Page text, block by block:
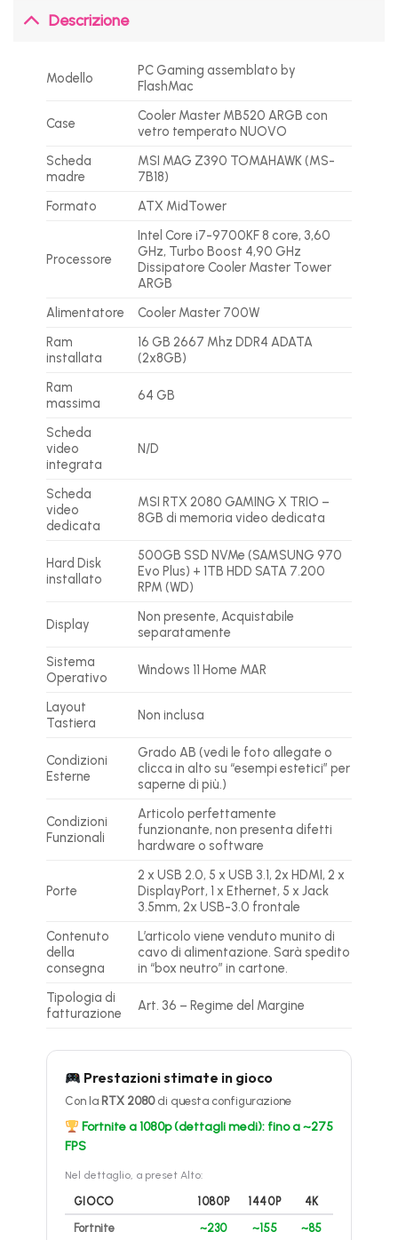
Descrizione
Modello
PC Gaming assemblato by
FlashMac
Case
Cooler Master MB520 ARGB con
vetro temperato NUOVO
Scheda
madre
MSI MAG Z390 TOMAHAWK (MS-
7B18)
Formato
ATX MidTower
Processore
Intel Core i7-9700KF 8 core, 3,60
GHz, Turbo Boost 4,90 GHz
Dissipatore Cooler Master Tower
ARGB
Alimentatore
Cooler Master 700W
Ram
installata
16 GB 2667 Mhz DDR4 ADATA
(2x8GB)
Ram
massima
64 GB
Scheda
video
integrata
N/D
Scheda
video
dedicata
MSI RTX 2080 GAMING X TRIO –
8GB di memoria video dedicata
Hard Disk
installato
500GB SSD NVMe (SAMSUNG 970
Evo Plus) + 1TB HDD SATA 7.200
RPM (WD)
Display
Non presente, Acquistabile
separatamente
Sistema
Operativo
Windows 11 Home MAR
Layout
Tastiera
Non inclusa
Condizioni
Esterne
Grado AB (vedi le foto allegate o
clicca in alto su “esempi estetici” per
saperne di più.)
Condizioni
Funzionali
Articolo perfettamente
funzionante, non presenta difetti
hardware o software
Porte
2 x USB 2.0, 5 x USB 3.1, 2x HDMI, 2 x
DisplayPort, 1 x Ethernet, 5 x Jack
3.5mm, 2x USB-3.0 frontale
Contenuto
della
consegna
L’articolo viene venduto munito di
cavo di alimentazione. Sarà spedito
in “box neutro” in cartone.
Tipologia di
fatturazione
Art. 36 – Regime del Margine
Prestazioni stimate in gioco
Con la RTX 2080di questa configurazione
Fortnite a 1080p (dettagli medi): fino a ~275
FPS
Nel dettaglio, a preset Alto:
GIOCO 1080P 1440P
4K
Fortnite
~230 ~155 ~85